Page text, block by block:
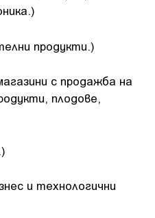
продукти.)
с продажба на
плодове,
и технологични